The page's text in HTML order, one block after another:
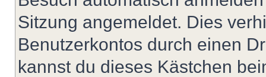
Sitzung angemeldet. Dies
Benutzerkontos durch einen
kannst du dieses Kästchen